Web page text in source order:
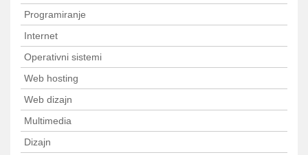
Programiranje
Internet
Operativni sistemi
Web hosting
Web dizajn
Multimedia
Dizajn